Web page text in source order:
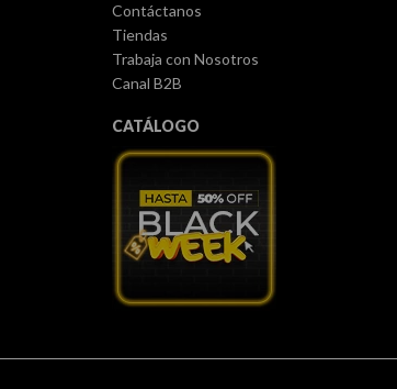
Contáctanos
Tiendas
Trabaja con Nosotros
Canal B2B
CATÁLOGO